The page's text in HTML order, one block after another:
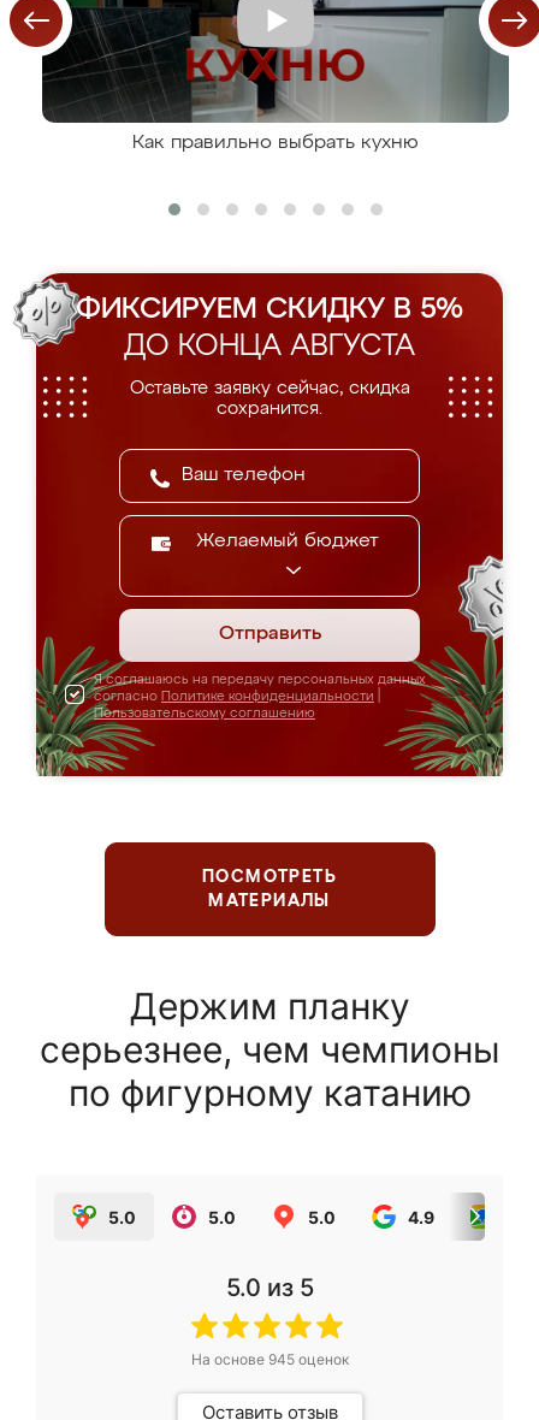
Как правильно выбрать кухню
ФИКСИРУЕМ СКИДКУ В 5%
ДО КОНЦА АВГУСТА
Оставьте заявку сейчас, скидка
сохранится.
Желаемый бюджет
Отправить
Я соглашаюсь на передачу персональных данных
согласно Политике конфиденциальности
Пользовательскому соглашению
ПОСМОТРЕТЬ
МАТЕРИАЛЫ
Держим планку
серьезнее, чем чемпионы
по фигурному катанию
5.0 5.0 5.0 4.9
5.0 из 5
На основе 945оценок
Оставить отзыв